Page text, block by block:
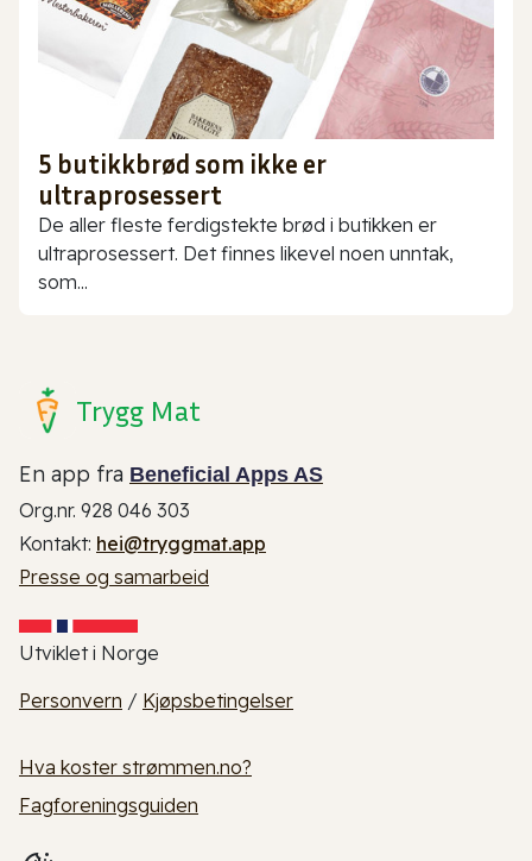
5 butikkbrød som ikke er
ultraprosessert
De aller fleste ferdigstekte brød i butikken er
ultraprosessert. Det finnes likevel noen unntak,
som...
Trygg Mat
En app fra Beneficial Apps AS
Org.nr. 928 046 303
Kontakt: hei@tryggmat.app
Presse og samarbeid
Utviklet i Norge
Personvern / Kjøpsbetingelser
Hva koster strømmen.no?
Fagforeningsguiden